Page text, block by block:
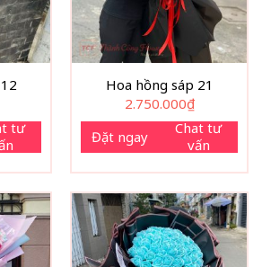
tư
Hoa hồng sáp 21
2.750.000₫
Đặt ngay
Chat tư
vấn